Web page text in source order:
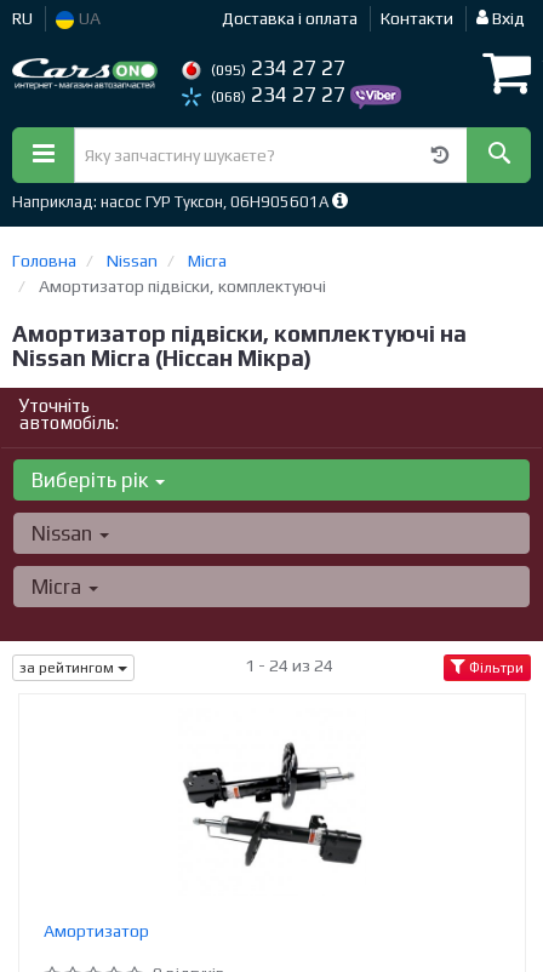
RU UA Доставка і оплата Контакти Вхід
(095) 234 27 27
(068) 234 27 27
Наприклад: насос ГУР Туксон, 06H905601A
Головна Nissan
Micra
Амортизатор підвіски, комплектуючі
Амортизатор підвіски, комплектуючі на
Nissan Micra (Ніссан Мікра)
Уточніть
автомобіль:
Виберіть рік
Nissan
Micra
за рейтингом 1 - 24 из 24 Фільтри
Амортизатор